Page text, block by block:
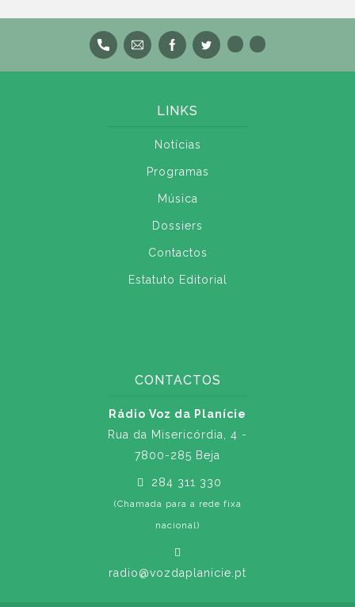
LINKS
Notícias
Programas
Música
Dossiers
Contactos
Estatuto Editorial
CONTACTOS
Rádio Voz da Planície
Rua da Misericórdia, 4 -
7800-285 Beja
284 311 330
(Chamada para a rede fixa
nacional)
radio@vozdaplanicie.pt